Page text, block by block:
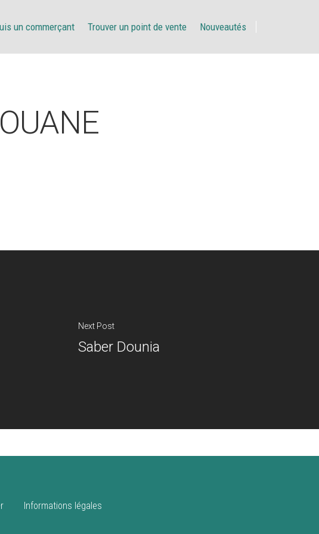
un commerçant Trouver un point de vente Nouveautés
Next Post
Saber Dounia
Informations légales